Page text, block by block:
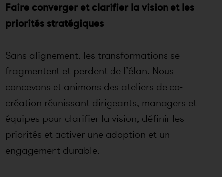
Faire converger et clarifier la vision et les
priorités stratégiques
Sans alignement, les transformations se
fragmentent et perdent de l’élan. Nous
concevons et animons des ateliers de co-
création réunissant dirigeants, managers et
équipes pour clarifier la vision, définir les
priorités et activer une adoption et un
engagement durable.